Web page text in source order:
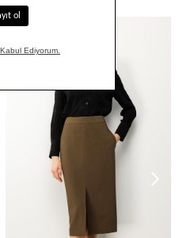
Net %50 İndirim!